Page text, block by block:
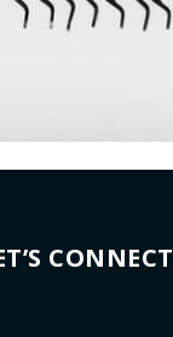
CONNECT